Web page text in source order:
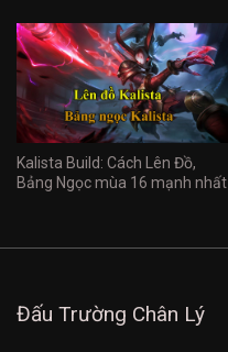
Kalista Build: Cách Lên Đồ,
Bảng Ngọc mùa 16 mạnh nhất
Đấu Trường Chân Lý